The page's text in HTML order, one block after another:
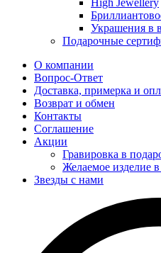
High Jewellery
Украшения в
Подарочные
О компании
Вопрос-Ответ
Доставка, примерка и
Возврат и обмен
Контакты
Соглашение
Акции
Гравировка в
Желаемое изделие
Звезды с нами